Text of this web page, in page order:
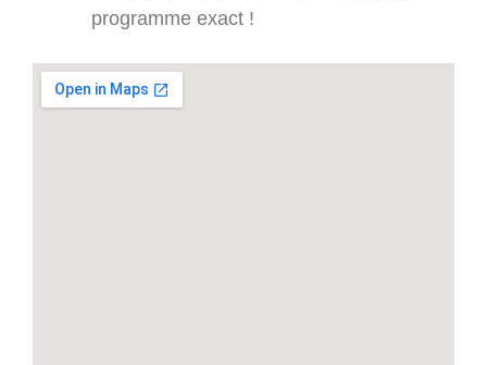
programme exact !